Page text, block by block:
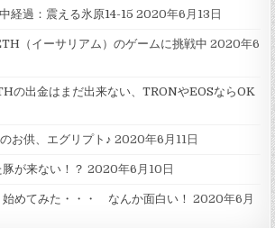
経過：震える氷原14-15 2020年6月13日
（イーサリアム）のゲームに挑戦中 2020年6
の出金はまだ出来ない、TRONやEOSならOK
お供、エグリプト♪ 2020年6月11日
豚が来ない！？ 2020年6月10日
始めてみた・・・ なんか面白い！ 2020年6月